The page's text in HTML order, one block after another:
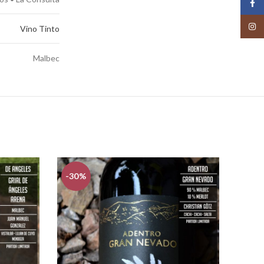
Vino Tinto
Malbec
-30%